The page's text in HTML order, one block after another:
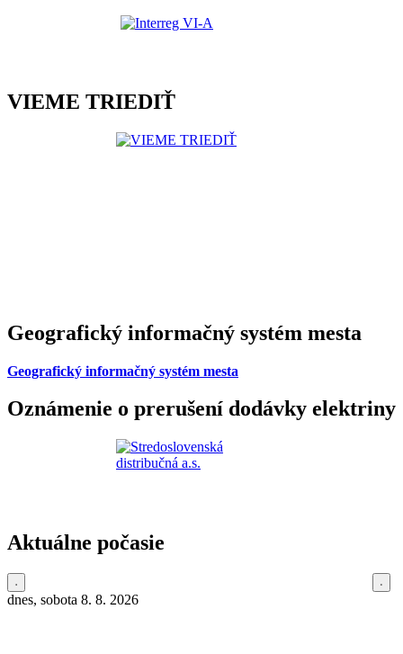
VIEME TRIEDIŤ
Geografický informačný systém mesta
Geografický informačný systém mesta
Oznámenie o prerušení dodávky elektriny
Aktuálne počasie
dnes, sobota 8. 8. 2026